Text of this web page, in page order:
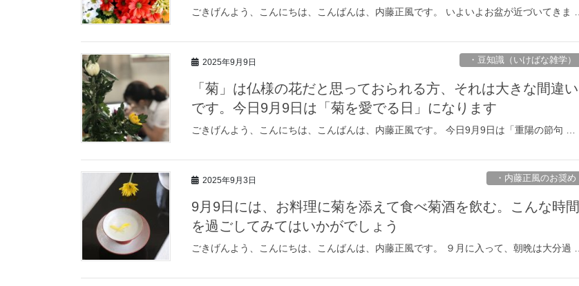
ごきげんよう、こんにちは、こんばんは、内藤正風です。 いよいよお盆が近づいてきま …
2025年9月9日 ・豆知識（いけばな雑学）
「菊」は仏様の花だと思っておられる方、それは大きな間違い
です。今日9月9日は「菊を愛でる日」になります
ごきげんよう、こんにちは、こんばんは、内藤正風です。 今日9月9日は「重陽の節句 …
2025年9月3日 ・内藤正風のお奨め
9月9日には、お料理に菊を添えて食べ菊酒を飲む。こんな時間
を過ごしてみてはいかがでしょう
ごきげんよう、こんにちは、こんばんは、内藤正風です。 ９月に入って、朝晩は大分過 …